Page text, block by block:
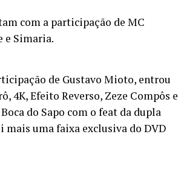
com a participação de MC
e Simaria.
de Gustavo Mioto, entrou
4K, Efeito Reverso, Zeze Compôs e
do Sapo com o feat da dupla
uma faixa exclusiva do DVD